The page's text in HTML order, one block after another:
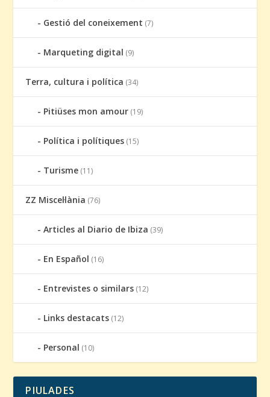
Gestió del coneixement (7)
Marqueting digital (9)
Terra, cultura i política (34)
Pitiüses mon amour (19)
Política i polítiques (15)
Turisme (11)
ZZ Miscel·lània (76)
Articles al Diario de Ibiza (39)
En Español (16)
Entrevistes o similars (12)
Links destacats (12)
Personal (10)
PIULADES